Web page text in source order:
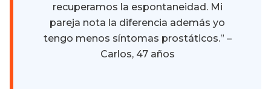
recuperamos la espontaneidad. Mi
pareja nota la diferencia además yo
tengo menos síntomas prostáticos.” –
Carlos, 47 años